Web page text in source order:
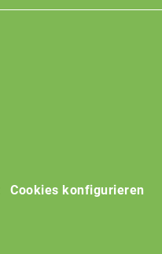
Cookies konfigurieren